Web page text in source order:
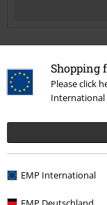
Shopping
Please click
International
EMP International
Kommentar jetzt
Mehr